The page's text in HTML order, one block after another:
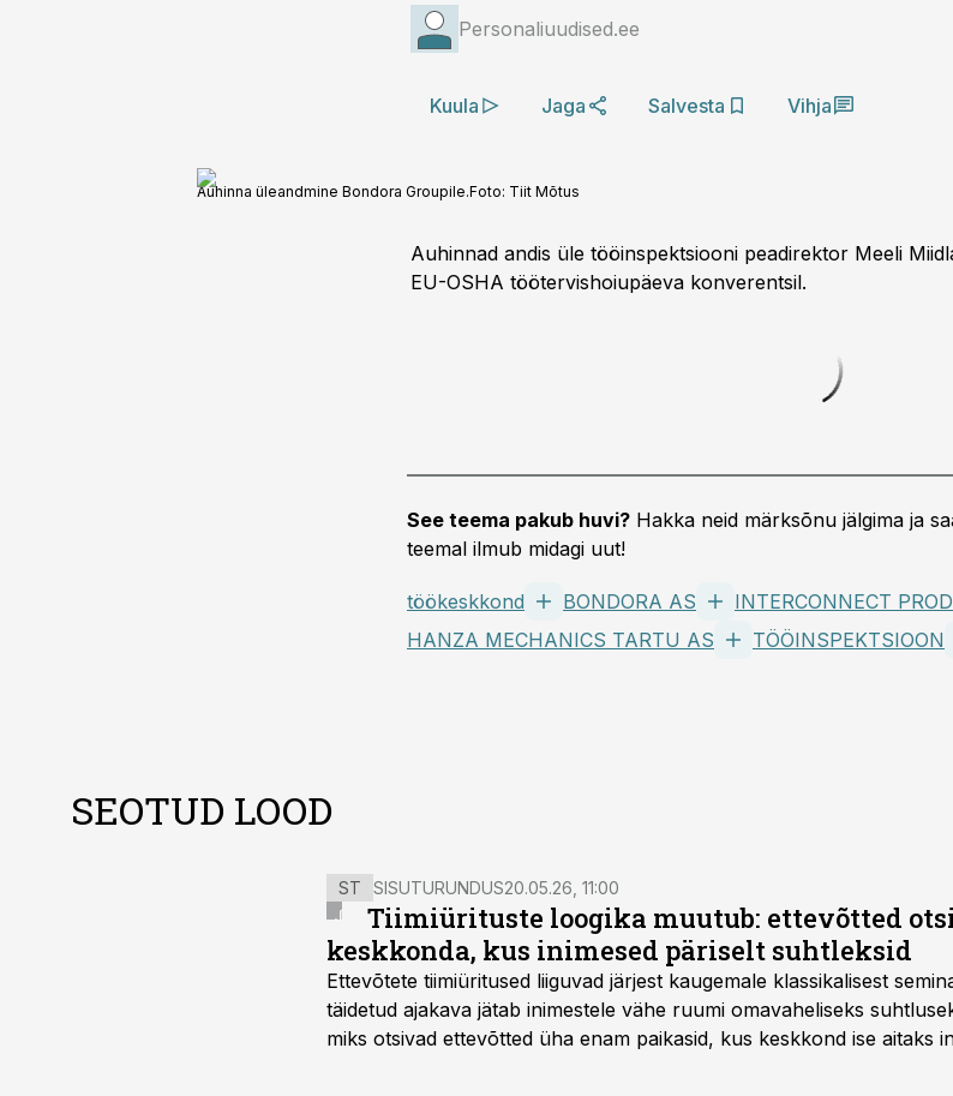
Personaliuudised.ee
Kuula Jaga Salvesta Vihja
Auhinna üleandmine Bondora Groupile.Foto: Tiit Mõtus
Auhinnad andis üle tööinspektsiooni peadirektor Meeli
EU-OSHA töötervishoiupäeva konverentsil.
See teema pakub huvi? Hakka neid märksõnu jälgima ja
teemal ilmub midagi uut!
töökeskkond BONDORA AS
HANZA MECHANICS TARTU AS
TÖÖINSPEKTSIOON
SEOTUD LOOD
ST SISUTURUNDUS20.05.26, 11:00
Tiimiürituste loogika muutub: ettevõtted
keskkonda, kus inimesed päriselt suhtleksid
Ettevõtete tiimiüritused liiguvad järjest kaugemale klassikalisest
täidetud ajakava jätab inimestele vähe ruumi omavaheliseks
miks otsivad ettevõtted üha enam paikasid, kus keskkond ise aitaks